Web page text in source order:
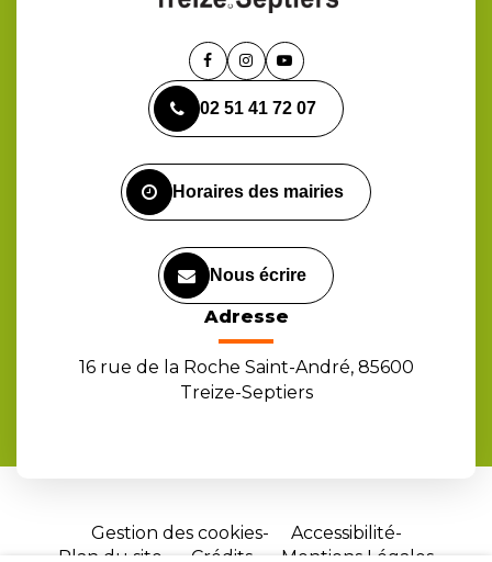
Lien
le
compte
Lien
le
compte
Lien
la
chaîne
02 51 41 72 07
Horaires des mairies
Nous écrire
Adresse
16 rue de la Roche Saint-André, 85600
Treize-Septiers
Gestion des cookies
Accessibilité
Plan du site
Crédits Mentions Légales